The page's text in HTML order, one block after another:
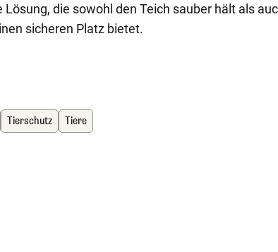
Lösung, die sowohl den Teich sauber hält als
sicheren Platz bietet.
Tierschutz Tiere